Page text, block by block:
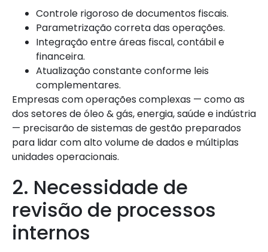
Controle rigoroso de documentos fiscais.
Parametrização correta das operações.
Integração entre áreas fiscal, contábil e
financeira.
Atualização constante conforme leis
complementares.
Empresas com operações complexas — como as
dos setores de óleo & gás, energia, saúde e indústria
— precisarão de sistemas de gestão preparados
para lidar com alto volume de dados e múltiplas
unidades operacionais.
2. Necessidade de
revisão de processos
internos